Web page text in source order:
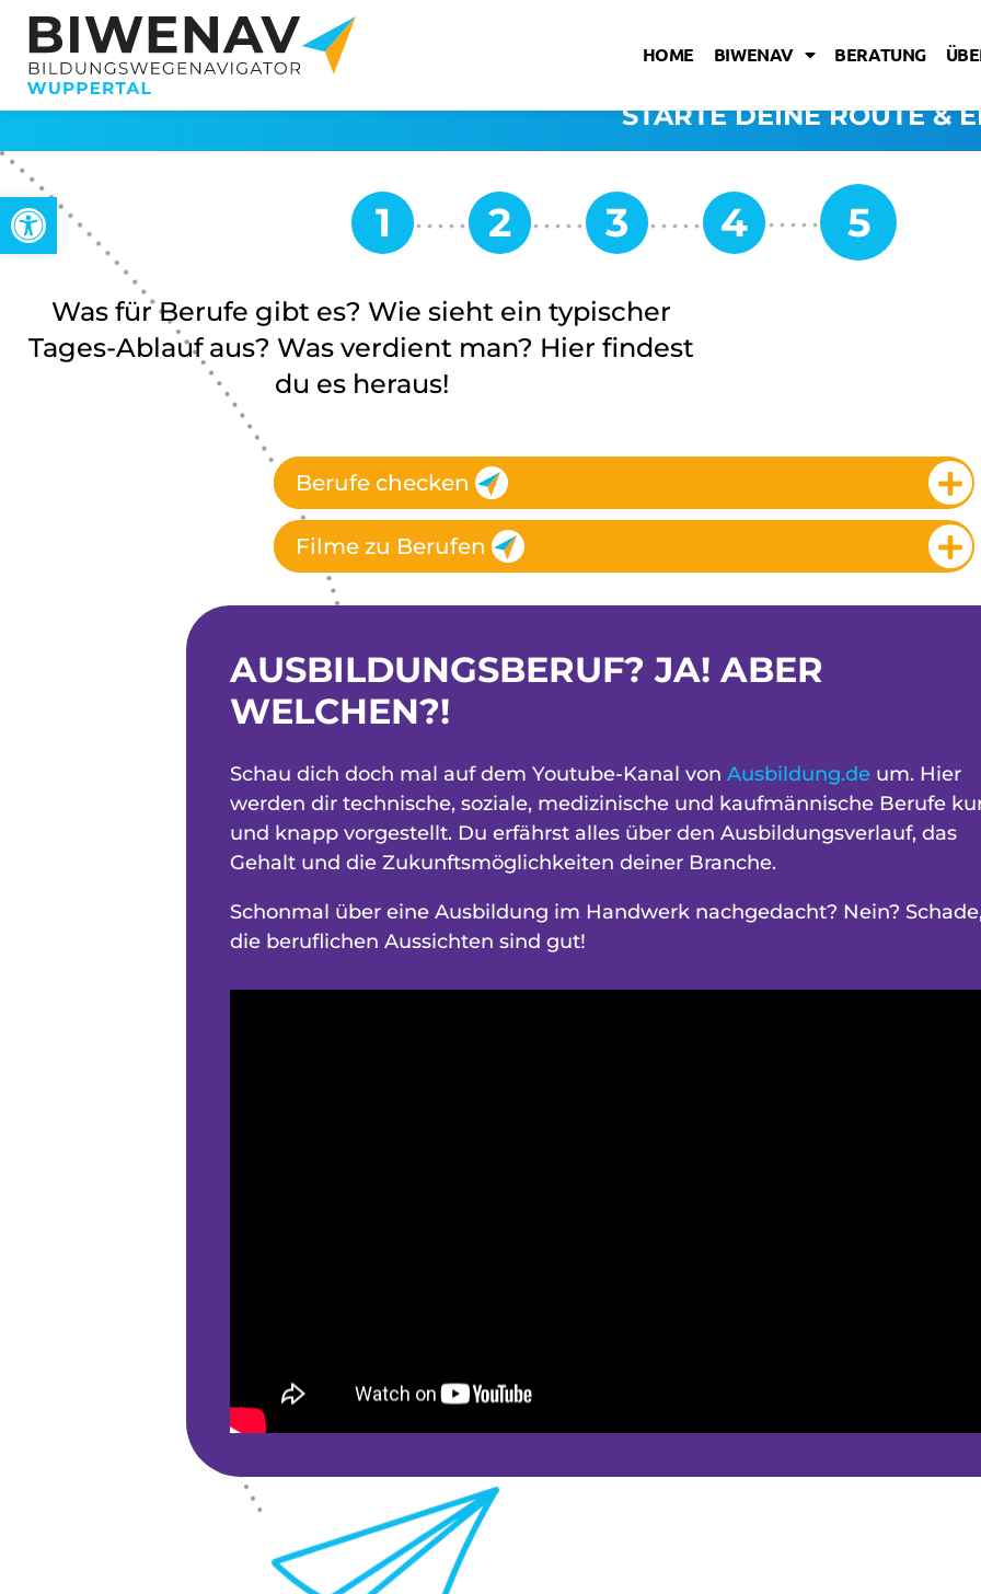
Werkzeugleiste öffnen
HOME BIWENAV BERATUNG
STARTE DEINE ROUTE &
Was für Berufe gibt es? Wie sieht ein typischer
Tages-Ablauf aus? Was verdient man? Hier findest
du es heraus!
Berufe checken
Filme zu Berufen
AUSBILDUNGSBERUF? JA! ABER
WELCHEN?!
Schau dich doch mal auf dem Youtube-Kanal von Ausbildung.de um. Hier
werden dir technische, soziale, medizinische und kaufmännische Berufe
und knapp vorgestellt. Du erfährst alles über den Ausbildungsverlauf, das
Gehalt und die Zukunftsmöglichkeiten deiner Branche.
Schonmal über eine Ausbildung im Handwerk nachgedacht? Nein?
die beruflichen Aussichten sind gut!